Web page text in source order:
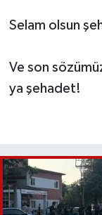
Selam olsun
Ve son
ya şehadet!